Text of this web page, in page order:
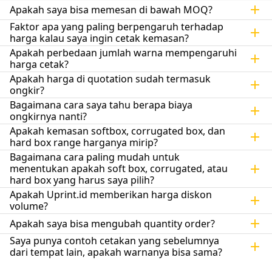
Apakah saya bisa memesan di bawah MOQ? add
Faktor apa yang paling berpengaruh terhadap
harga kalau saya ingin cetak kemasan?
add
Apakah perbedaan jumlah warna mempengaruhi
harga cetak?
add
Apakah harga di quotation sudah termasuk
ongkir?
add
Bagaimana cara saya tahu berapa biaya
ongkirnya nanti?
add
Apakah kemasan softbox, corrugated box, dan
hard box range harganya mirip?
add
Bagaimana cara paling mudah untuk
menentukan apakah soft box, corrugated, atau
hard box yang harus saya pilih?
add
Apakah Uprint.id memberikan harga diskon
volume?
add
Apakah saya bisa mengubah quantity order? add
Saya punya contoh cetakan yang sebelumnya
dari tempat lain, apakah warnanya bisa sama?
add